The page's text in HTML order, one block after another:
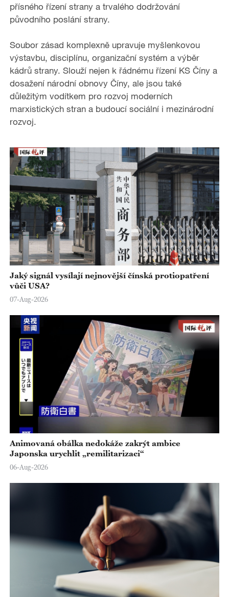
o
přísného řízení strany a trvalého dodržování
původního poslání strany.
Soubor zásad komplexně upravuje myšlenkovou
výstavbu, disciplínu, organizační systém a výběr
kádrů strany. Slouží nejen k řádnému řízení KS Číny a
dosažení národní obnovy Číny, ale jsou také
důležitým vodítkem pro rozvoj moderních
marxistických stran a budoucí sociální i mezinárodní
rozvoj.
Jaký signál vysílají nejnovější čínská protiopatření
vůči USA?
07-Aug-2026
Animovaná obálka nedokáže zakrýt ambice
Japonska urychlit „remilitarizaci“
06-Aug-2026